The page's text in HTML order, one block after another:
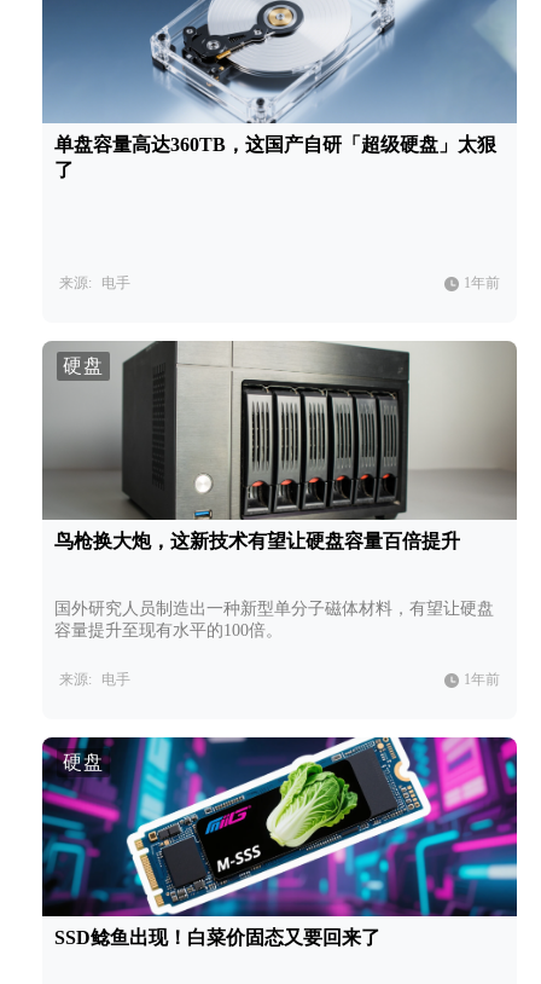
单盘容量高达360TB，这国产自研「超级硬盘」太狠
了
来源: 电手 1年前
硬盘
鸟枪换大炮，这新技术有望让硬盘容量百倍提升
国外研究人员制造出一种新型单分子磁体材料，有望让硬盘
容量提升至现有水平的100倍。
来源: 电手 1年前
硬盘
SSD鲶鱼出现！白菜价固态又要回来了